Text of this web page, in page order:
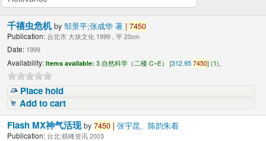
千禧虫危机by邹景平;张成华 著 | 7450
Publication: 台北市 大块文化 1999 , 平 20cm
Date: 1999
Availability: Items available: 3 自然科学（二楼 C~E） [312.957450] (1),
Place hold
Add to cart
Flash MX神气活现by7450 | 张宇昆、陈韵朱着
Publication: 台北:棋峰资讯 2003